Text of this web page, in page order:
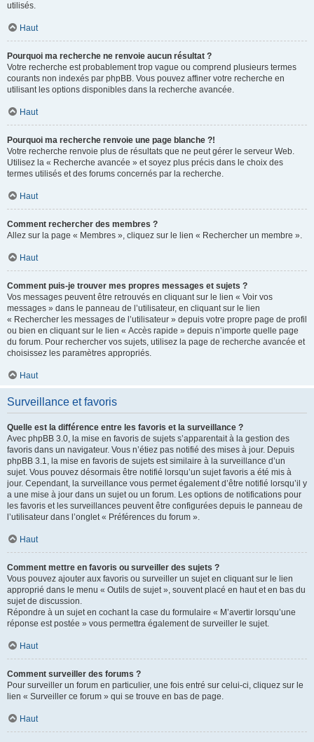
utilisés.
Haut
Pourquoi ma recherche ne renvoie aucun résultat ?
Votre recherche est probablement trop vague ou comprend plusieurs termes
courants non indexés par phpBB. Vous pouvez affiner votre recherche en
utilisant les options disponibles dans la recherche avancée.
Haut
Pourquoi ma recherche renvoie une page blanche ?!
Votre recherche renvoie plus de résultats que ne peut gérer le serveur Web.
Utilisez la « Recherche avancée » et soyez plus précis dans le choix des
termes utilisés et des forums concernés par la recherche.
Haut
Comment rechercher des membres ?
Allez sur la page « Membres », cliquez sur le lien « Rechercher un membre ».
Haut
Comment puis-je trouver mes propres messages et sujets ?
Vos messages peuvent être retrouvés en cliquant sur le lien « Voir vos
messages » dans le panneau de l’utilisateur, en cliquant sur le lien
« Rechercher les messages de l’utilisateur » depuis votre propre page de profil
ou bien en cliquant sur le lien « Accès rapide » depuis n’importe quelle page
du forum. Pour rechercher vos sujets, utilisez la page de recherche avancée et
choisissez les paramètres appropriés.
Haut
Surveillance et favoris
Quelle est la différence entre les favoris et la surveillance ?
Avec phpBB 3.0, la mise en favoris de sujets s’apparentait à la gestion des
favoris dans un navigateur. Vous n’étiez pas notifié des mises à jour. Depuis
phpBB 3.1, la mise en favoris de sujets est similaire à la surveillance d’un
sujet. Vous pouvez désormais être notifié lorsqu’un sujet favoris a été mis à
jour. Cependant, la surveillance vous permet également d’être notifié lorsqu’il y
a une mise à jour dans un sujet ou un forum. Les options de notifications pour
les favoris et les surveillances peuvent être configurées depuis le panneau de
l’utilisateur dans l’onglet « Préférences du forum ».
Haut
Comment mettre en favoris ou surveiller des sujets ?
Vous pouvez ajouter aux favoris ou surveiller un sujet en cliquant sur le lien
approprié dans le menu « Outils de sujet », souvent placé en haut et en bas du
sujet de discussion.
Répondre à un sujet en cochant la case du formulaire « M’avertir lorsqu’une
réponse est postée » vous permettra également de surveiller le sujet.
Haut
Comment surveiller des forums ?
Pour surveiller un forum en particulier, une fois entré sur celui-ci, cliquez sur le
lien « Surveiller ce forum » qui se trouve en bas de page.
Haut